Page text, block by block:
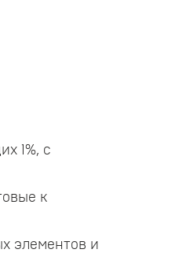
1%, с
к
элементов и